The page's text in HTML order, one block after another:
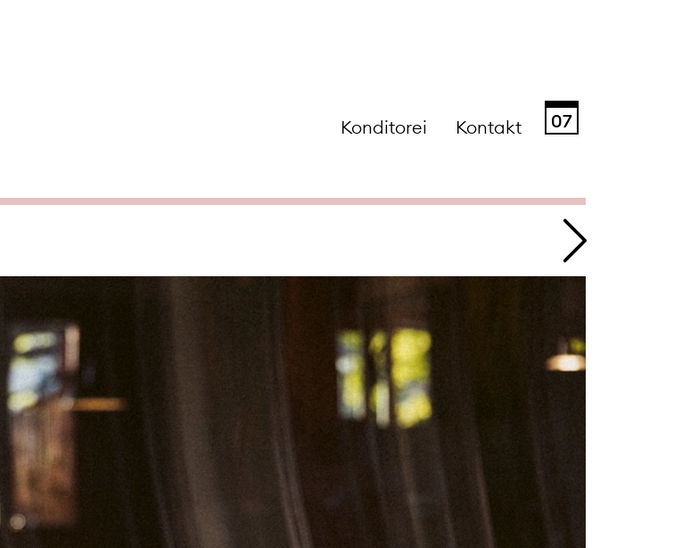
Konditorei Kontakt 07
01 03
08 10
15 16 17
18